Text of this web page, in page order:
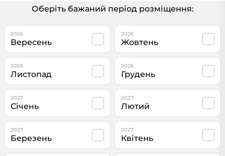
Оберіть бажаний період розміщення:
2026
Вересень
2026
Жовтень
2026
Листопад
2026
Грудень
2027
Січень
2027
Лютий
2027
Березень
2027
Квітень